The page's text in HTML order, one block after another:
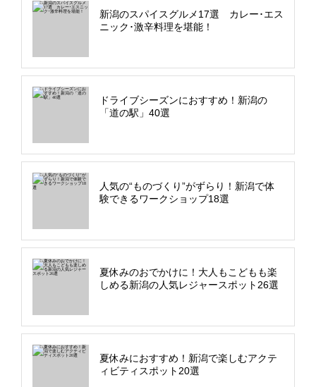
新潟のスパイスグルメ17選 カレー･エス
ニック･激辛料理を堪能！
ドライブシーズンにおすすめ！新潟の
「道の駅」40選
人気の“ものづくり”がずらり！新潟で体
験できるワークショップ18選
夏休みのおでかけに！大人もこどもも楽
しめる新潟の人気レジャースポット26選
夏休みにおすすめ！新潟で楽しむアクテ
ィビティスポット20選